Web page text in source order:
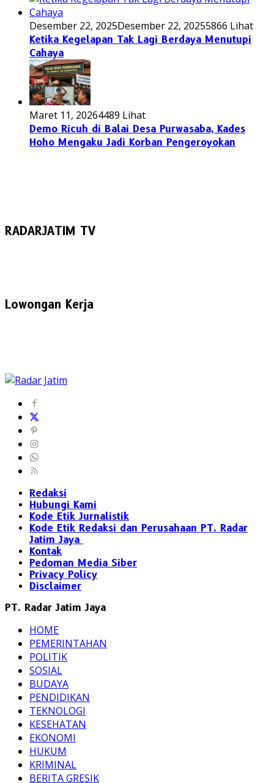
Desember 22, 2025Desember 22, 20255866 Lihat
Ketika Kegelapan Tak Lagi Berdaya Menutupi
Cahaya
Maret 11, 20264489 Lihat
Demo Ricuh di Balai Desa Purwasaba, Kades
Hoho Mengaku Jadi Korban Pengeroyokan
RADARJATIM TV
Lowongan Kerja
Redaksi
Hubungi Kami
Kode Etik Jurnalistik
Kode Etik Redaksi dan Perusahaan PT. Radar
Jatim Jaya
Kontak
Pedoman Media Siber
Privacy Policy
Disclaimer
PT. Radar Jatim Jaya
HOME
PEMERINTAHAN
POLITIK
SOSIAL
BUDAYA
PENDIDIKAN
TEKNOLOGI
KESEHATAN
EKONOMI
HUKUM
KRIMINAL
BERITA GRESIK